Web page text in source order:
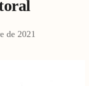
de 2021